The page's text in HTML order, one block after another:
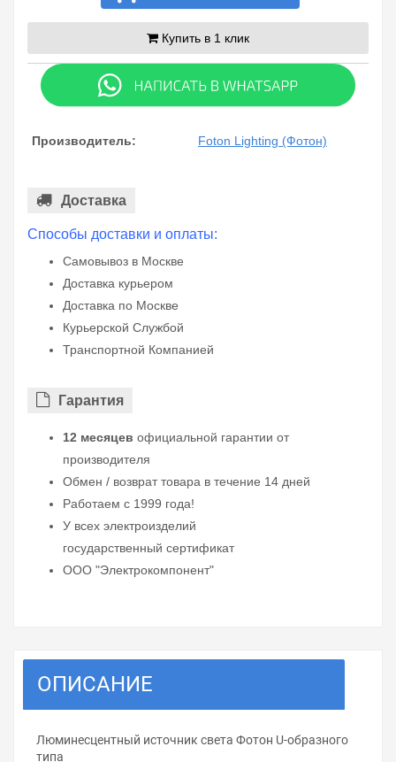
Купить в 1 клик
Производитель: Foton Lighting (Фотон)
Доставка
Способы доставки и оплаты:
Самовывоз в Москве
Доставка курьером
Доставка по Москве
Курьерской Службой
Транспортной Компанией
Гарантия
12 месяцев официальной гарантии от
производителя
Обмен / возврат товара в течение 14 дней
Работаем с 1999 года!
У всех электроизделий
государственный сертификат
ООО "Электрокомпонент"
ОПИСАНИЕ
Люминесцентный источник света Фотон U-образного
типа